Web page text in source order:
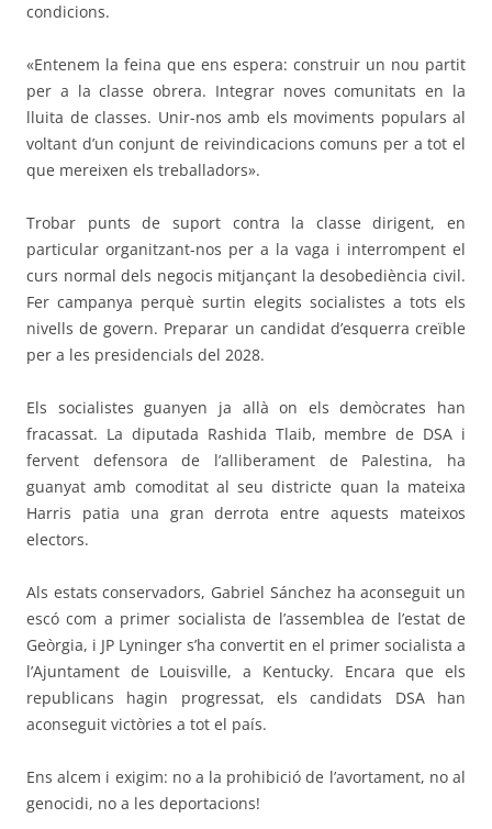
condicions.
«Entenem la feina que ens espera: construir un nou partit
per a la classe obrera. Integrar noves comunitats en la
lluita de classes. Unir-nos amb els moviments populars al
voltant d’un conjunt de reivindicacions comuns per a tot el
que mereixen els treballadors».
Trobar punts de suport contra la classe dirigent, en
particular organitzant-nos per a la vaga i interrompent el
curs normal dels negocis mitjançant la desobediència civil.
Fer campanya perquè surtin elegits socialistes a tots els
nivells de govern. Preparar un candidat d’esquerra creïble
per a les presidencials del 2028.
Els socialistes guanyen ja allà on els demòcrates han
fracassat. La diputada Rashida Tlaib, membre de DSA i
fervent defensora de l’alliberament de Palestina, ha
guanyat amb comoditat al seu districte quan la mateixa
Harris patia una gran derrota entre aquests mateixos
electors.
Als estats conservadors, Gabriel Sánchez ha aconseguit un
escó com a primer socialista de l’assemblea de l’estat de
Geòrgia, i JP Lyninger s’ha convertit en el primer socialista a
l’Ajuntament de Louisville, a Kentucky. Encara que els
republicans hagin progressat, els candidats DSA han
aconseguit victòries a tot el país.
Ens alcem i exigim: no a la prohibició de l’avortament, no al
genocidi, no a les deportacions!